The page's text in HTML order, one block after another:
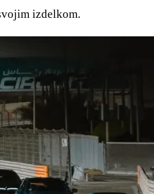
izdelkom.